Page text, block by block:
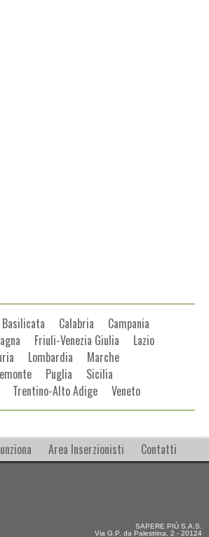
Basilicata Calabria
Campania
Friuli-Venezia Giulia
Lazio
Lombardia
Marche
Puglia
Sicilia
Trentino-Alto Adige Veneto
Area Inserzionisti Contatti
SAPERE PIÙ S.A.S.
Via G.P. da Palestrina, 2 - 20124